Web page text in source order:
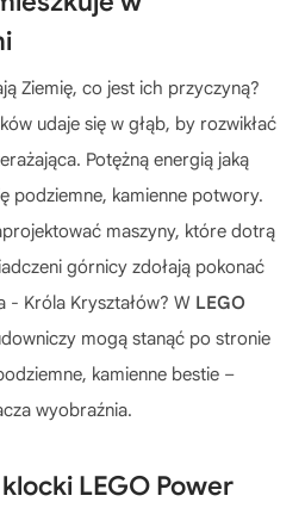
Ziemię, co jest ich przyczyną?
udaje się w głąb, by rozwikłać
Potężną energią jaką
podziemne, kamienne potwory.
maszyny, które dotrą
górnicy zdołają pokonać
- Króla Kryształów? W LEGO
mogą stanąć po stronie
kamienne bestie –
wyobraźnia.
LEGO Power